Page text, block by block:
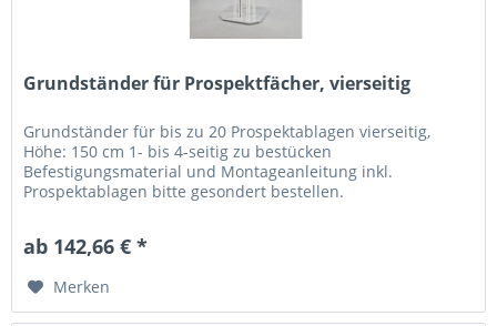
Grundständer für Prospektfächer, vierseitig
Grundständer für bis zu 20 Prospektablagen vierseitig,
Höhe: 150 cm 1- bis 4-seitig zu bestücken
Befestigungsmaterial und Montageanleitung inkl.
Prospektablagen bitte gesondert bestellen.
ab 142,66 € *
Merken